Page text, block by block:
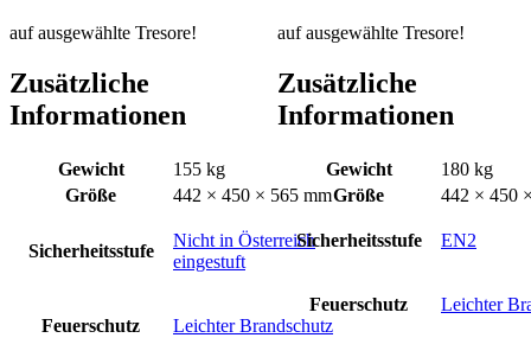
auf ausgewählte Tresore!
Zusätzliche
Informationen
Gewicht
155 kg
Größe
442 × 450 × 565 mm
Sicherheitsstufe
Nicht in Österreich
eingestuft
Feuerschutz Leichter Brandschutz
auf ausgewählte Tresore!
Zusätzliche
Informationen
Gewicht
180 kg
Größe
442 × 450
Sicherheitsstufe EN2
Feuerschutz Leichter